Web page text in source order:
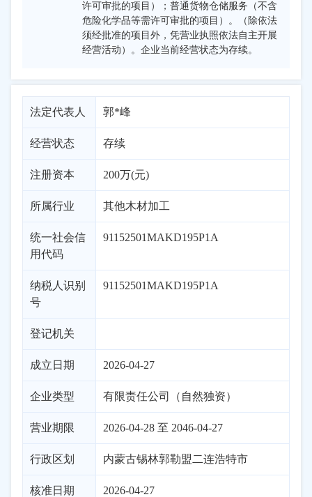
许可审批的项目）；普通货物仓储服务（不含
危险化学品等需许可审批的项目）。（除依法
须经批准的项目外，凭营业执照依法自主开展
经营活动）。企业当前经营状态为存续。
法定代表人 郭*峰
经营状态 存续
注册资本 200万(元)
所属行业 其他木材加工
统一社会信
用代码
91152501MAKD195P1A
纳税人识别
号
91152501MAKD195P1A
登记机关
成立日期 2026-04-27
企业类型 有限责任公司（自然独资）
营业期限 2026-04-28 至 2046-04-27
行政区划 内蒙古锡林郭勒盟 二连浩特市
核准日期 2026-04-27